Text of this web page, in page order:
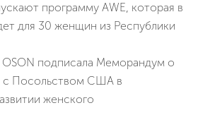
программу AWE, которая в
для 30 женщин из Республики
подписала Меморандум о
с Посольством США в
женского